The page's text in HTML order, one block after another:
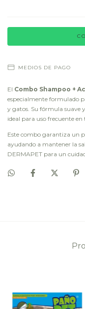
MEDIOS DE PAGO
El Combo Shampoo +
especialmente formulado
y gatos. Su fórmula suave
ideal para uso frecuente
Este combo garantiza un
ayudando a mantener la
DERMAPET para un